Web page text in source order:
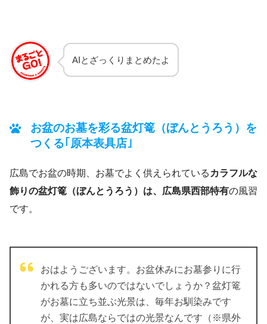
AIとざっくりまとめたよ
お盆のお墓を彩る盆灯篭（ぼんとうろう）を
つくる｢原本表具店｣
広島でお盆の時期、お墓でよく供えられている カラフルな
飾りの盆灯篭（ぼんとうろう）は、広島県西部特有の風習
です。
おはようございます。お盆休みにお墓参りに行
かれる方も多いのではないでしょうか？盆灯篭
がお墓に立ち並ぶ光景は、毎年お馴染みです
が、実は広島ならではの光景なんです（※県外